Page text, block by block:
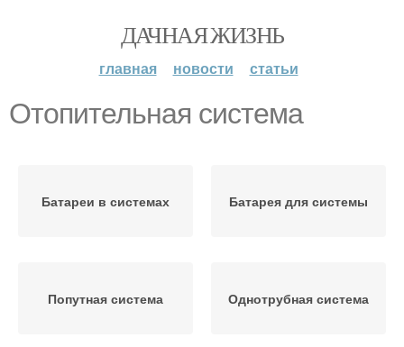
ДАЧНАЯ ЖИЗНЬ
главная новости статьи
Отопительная система
Батареи в системах Батарея для системы
Попутная система Однотрубная система